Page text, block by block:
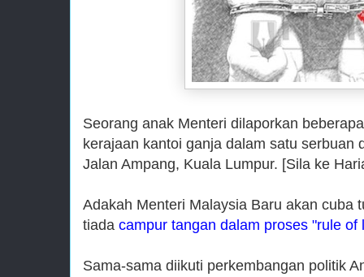
Seorang anak Menteri dilaporkan
kerajaan kantoi ganja dalam satu serbuan
Jalan Ampang, Kuala Lumpur. [Sila ke
Adakah Menteri Malaysia Baru akan cuba
tiada campur tangan dalam proses "rule of
Sama-sama diikuti perkembangan politik